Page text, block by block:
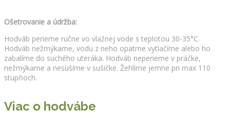
Ošetrovanie a údržba:
Hodváb perieme ručne vo vlažnej vode s teplotou 30-35°C.
Hodváb nežmýkame, vodu z neho opatrne vytlačíme alebo ho
zabalíme do suchého uteráka. Hodváb neperieme v práčke,
nežmýkame a nesušíme v sušičke. Žehlíme jemne pri max 110
stupňoch.
Viac o hodvábe